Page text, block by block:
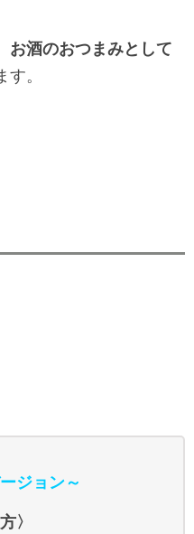
お酒のおつまみとして
。
ジョン～
〉